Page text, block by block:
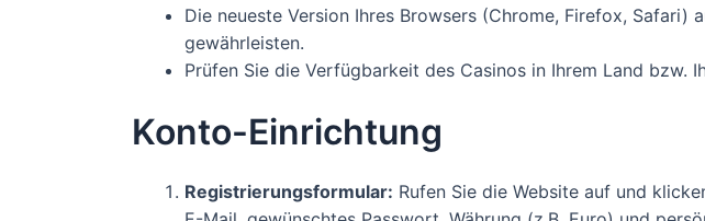
Die neueste Version Ihres Browsers (Chrome, Firefox,
gewährleisten.
Prüfen Sie die Verfügbarkeit des Casinos in Ihrem Land bzw.
Konto-Einrichtung
Registrierungsformular: Rufen Sie die Website auf und